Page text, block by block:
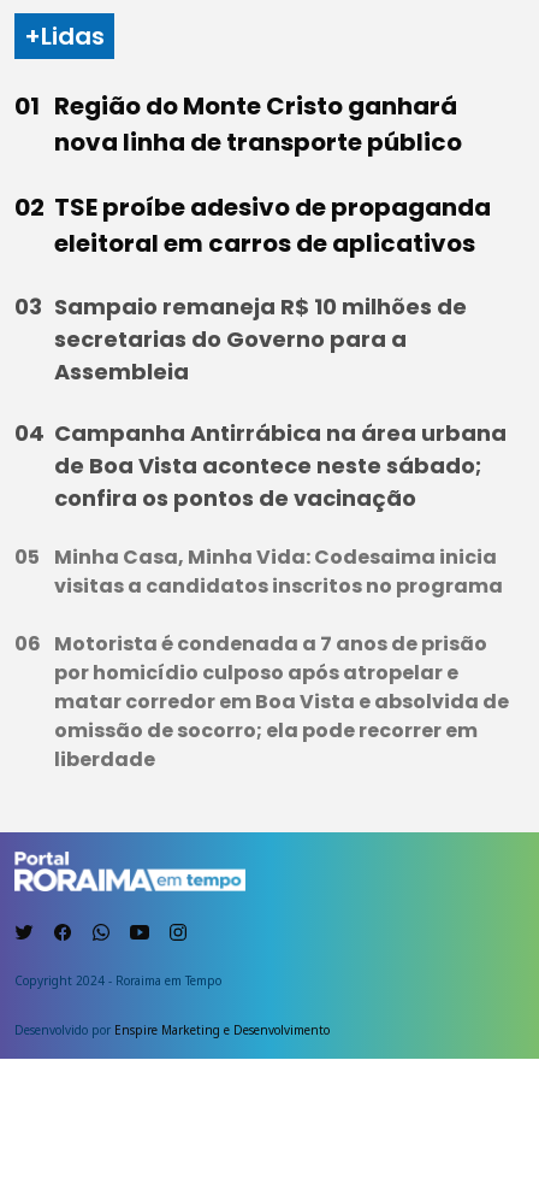
+Lidas
Região do Monte Cristo ganhará
nova linha de transporte público
TSE proíbe adesivo de propaganda
eleitoral em carros de aplicativos
Sampaio remaneja R$ 10 milhões de
secretarias do Governo para a
Assembleia
Campanha Antirrábica na área urbana
de Boa Vista acontece neste sábado;
confira os pontos de vacinação
Minha Casa, Minha Vida: Codesaima inicia
visitas a candidatos inscritos no programa
Motorista é condenada a 7 anos de prisão
por homicídio culposo após atropelar e
matar corredor em Boa Vista e absolvida de
omissão de socorro; ela pode recorrer em
liberdade
Copyright 2024 - Roraima em Tempo
Desenvolvido por Enspire Marketing e Desenvolvimento